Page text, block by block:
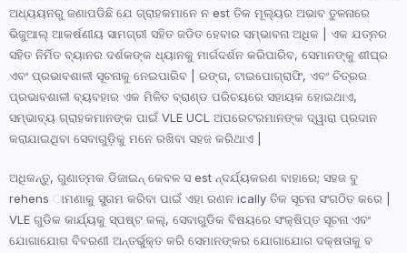
ଅଧ୍ୟୟନରୁ ଜଣାପଡିଛି ଯେ ଗ୍ରାହକମାନେ ନ est ତିକ ମୂଲ୍ୟର ଅଭାବ ତୁଳନାରେ
ଭିଜୁଆଲ୍ ଆକର୍ଷଣୀୟ ସାମଗ୍ରୀ ସହିତ ଜଡିତ ହେବାର ସମ୍ଭାବନା ଅଧିକ | ଏକ ଯତ୍ନର
ସହିତ ନିର୍ମିତ ବ୍ୟାନର ଦର୍ଶକଙ୍କ ଧ୍ୟାନକୁ ମାର୍ଗଦର୍ଶନ କରିପାରିବ, ସେମାନଙ୍କୁ ଶୀଘ୍ର
ଏବଂ ପ୍ରଭାବଶାଳୀ ସୂଚନାକୁ ନେଇପାରିବ | ରଙ୍ଗ, ଟାଇପୋଗ୍ରାଫି, ଏବଂ ଚିତ୍ରର
ପ୍ରଭାବଶାଳୀ ବ୍ୟବହାର ଏକ ମିଳିତ ବ୍ରାଣ୍ଡ ପରିଚୟରେ ସହାୟକ ହୋଇଥାଏ,
ସମ୍ଭାବ୍ୟ ଗ୍ରାହକମାନଙ୍କ ପାଇଁ VLE UCL ଅପରେଟରମାନଙ୍କ ଦ୍ୱାରା ପ୍ରଦାନ
କରାଯାଇଥିବା ସେବାଗୁଡ଼ିକୁ ମନେ ରଖିବା ସହଜ କରିଥାଏ |
ଅଧିକନ୍ତୁ, ଗୁଣାତ୍ମକ ଡିଜାଇନ୍ କେବଳ ସ est ନ୍ଦର୍ଯ୍ୟକରଣ ବାହାରେ; ସହଜ ବୁ
rehens ାମଣାକୁ ସୁଗମ କରିବା ପାଇଁ ଏହା ରଣନ ically ତିକ ସୂଚନା ସଂଗଠିତ କରେ |
VLE ଗୁଡିକ କାର୍ଯ୍ୟକୁ ସ୍ପଷ୍ଟ କଲ୍, ସେବାଗୁଡିକ ବିଷୟରେ ସଂକ୍ଷିପ୍ତ ସୂଚନା ଏବଂ
ଯୋଗାଯୋଗ ବିବରଣୀ ଅନ୍ତର୍ଭୁକ୍ତ କରି ସେମାନଙ୍କର ଯୋଗାଯୋଗ ଦକ୍ଷତାକୁ ବ